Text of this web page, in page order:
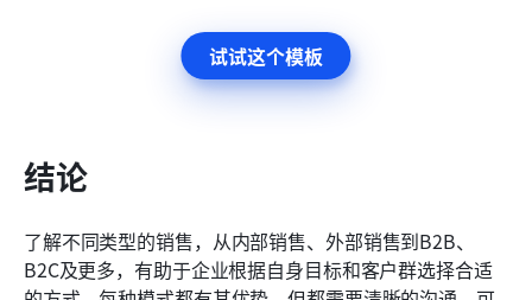
试试这个模板
结论
了解不同类型的销售，从内部销售、外部销售到B2B、
B2C及更多，有助于企业根据自身目标和客户群选择合适